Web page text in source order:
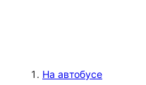
На автобусе